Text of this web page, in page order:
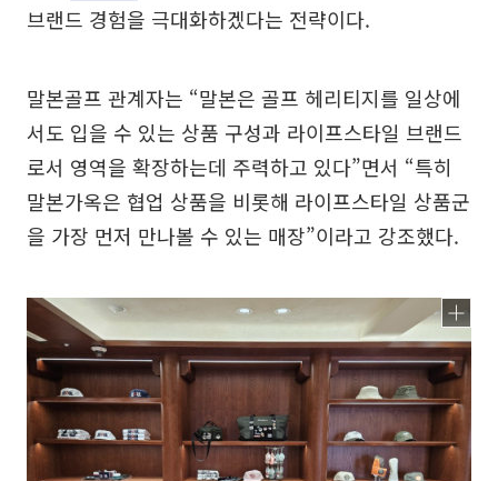
브랜드 경험을 극대화하겠다는 전략이다.
말본골프 관계자는 “말본은 골프 헤리티지를 일상에
서도 입을 수 있는 상품 구성과 라이프스타일 브랜드
로서 영역을 확장하는데 주력하고 있다”면서 “특히
말본가옥은 협업 상품을 비롯해 라이프스타일 상품군
을 가장 먼저 만나볼 수 있는 매장”이라고 강조했다.